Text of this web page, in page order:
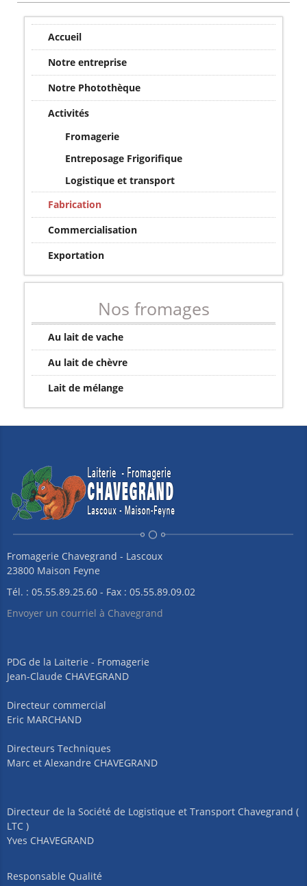
Accueil
Notre entreprise
Notre Photothèque
Activités
Fromagerie
Entreposage Frigorifique
Logistique et transport
Fabrication
Commercialisation
Exportation
Nos fromages
Au lait de vache
Au lait de chèvre
Lait de mélange
Fromagerie Chavegrand - Lascoux
23800 Maison Feyne
Tél. : 05.55.89.25.60 - Fax : 05.55.89.09.02
Envoyer un courriel à Chavegrand
PDG de la Laiterie - Fromagerie
Jean-Claude CHAVEGRAND
Directeur commercial
Eric MARCHAND
Directeurs Techniques
Marc et Alexandre CHAVEGRAND
Directeur de la Société de Logistique et Transport Chavegrand (
LTC )
Yves CHAVEGRAND
Responsable Qualité